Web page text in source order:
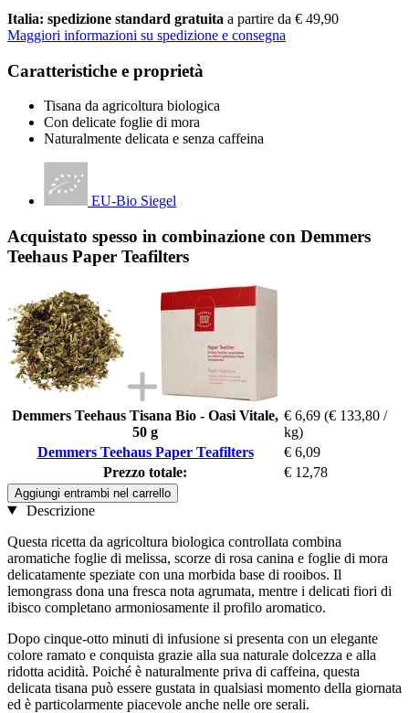
Italia: spedizione standard gratuita a partire da € 49,90
Maggiori informazioni su spedizione e consegna
Caratteristiche e proprietà
Tisana da agricoltura biologica
Con delicate foglie di mora
Naturalmente delicata e senza caffeina
EU-Bio Siegel
Acquistato spesso in combinazione con Demmers
Teehaus Paper Teafilters
Demmers Teehaus Tisana Bio - Oasi Vitale,
50 g
€ 6,69 (€ 133,80 /
kg)
Demmers Teehaus Paper Teafilters
€ 6,09
Prezzo totale:
€ 12,78
Aggiungi entrambi nel carrello
Descrizione
Questa ricetta da agricoltura biologica controllata combina
aromatiche foglie di melissa, scorze di rosa canina e foglie di mora
delicatamente speziate con una morbida base di rooibos. Il
lemongrass dona una fresca nota agrumata, mentre i delicati fiori di
ibisco completano armoniosamente il profilo aromatico.
Dopo cinque-otto minuti di infusione si presenta con un elegante
colore ramato e conquista grazie alla sua naturale dolcezza e alla
ridotta acidità. Poiché è naturalmente priva di caffeina, questa
delicata tisana può essere gustata in qualsiasi momento della giornata
ed è particolarmente piacevole anche nelle ore serali.